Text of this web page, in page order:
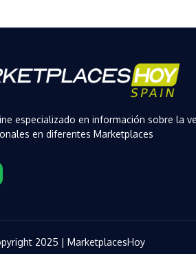
especializado en información sobre la
en diferentes Marketplaces
2025 | MarketplacesHoy